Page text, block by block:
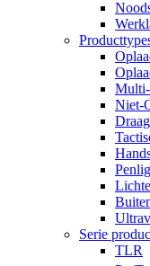
Niet-
Serie
TLR